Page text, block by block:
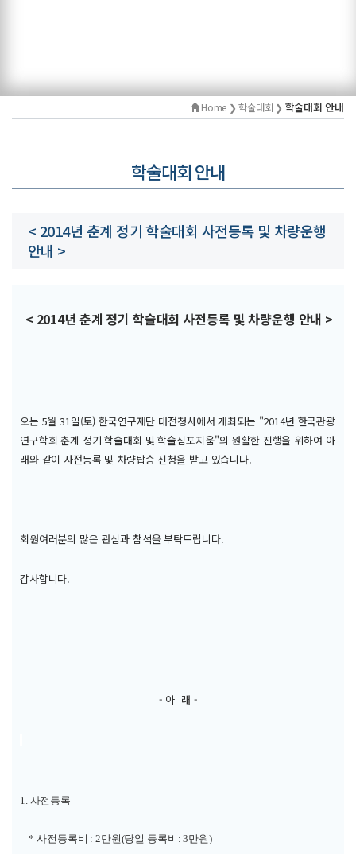
Home ❯ 학술대회 ❯ 학술대회 안내
학술대회 안내
< 2014년 춘계 정기 학술대회 사전등록 및 차량운행
안내 >
< 2014년 춘계 정기 학술대회 사전등록 및 차량운행 안내 >
오는 5월 31일(토) 한국연구재단 대전청사에서 개최되는 "2014년 한국관광
연구학회 춘계 정기 학술대회 및 학술심포지움"의 원활한 진행을 위하여 아
래와 같이 사전등록 및 차량탑승 신청을 받고 있습니다.
회원여러분의 많은 관심과 참석을 부탁드립니다.
감사합니다.
- 아 래 -
1. 사전등록
* 사전등록비 : 2만원(당일 등록비: 3만원)